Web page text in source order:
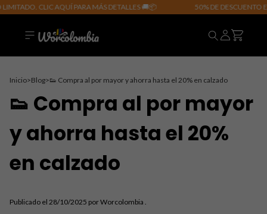
CLIC AQUÍ PARA MÁS DETALLES 🚚📦 50% DE DESCUENTO
Inicio>Blog>👟 Compra al por mayor y ahorra hasta el 20% en calzado
👟 Compra al por mayor
y ahorra hasta el 20%
en calzado
Publicado el 28/10/2025 por Worcolombia .